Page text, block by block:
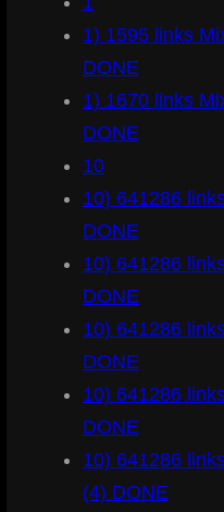
1) 1595 links
DONE
1) 1670 links
DONE
10
10) 641286
DONE
10) 641286
DONE
10) 641286
DONE
10) 641286
DONE
10) 641286
(4) DONE